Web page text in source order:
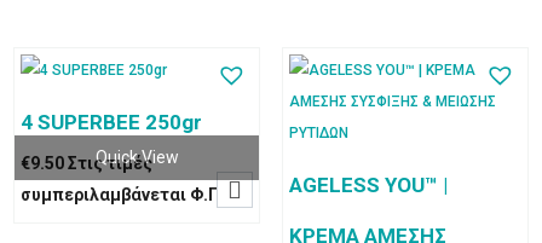
4 SUPERΒΕΕ 250gr
€9.50 Στις τιμές
συμπεριλαμβάνεται Φ.Π.Α
Quick View
 AGELESS YOU™ |
ΚΡΕΜΑ ΑΜΕΣΗΣ